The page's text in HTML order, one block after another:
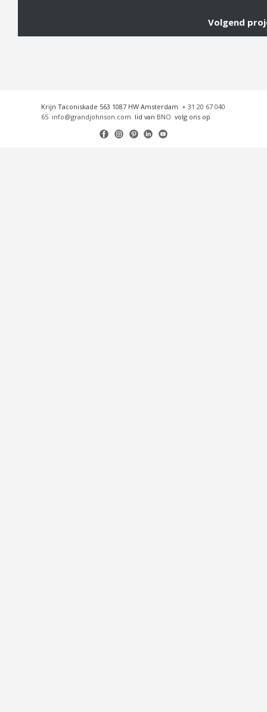
Volgend
Krijn Taconiskade 563 1087 HW Amsterdam + 31 20 67 040
65 info@grandjohnson.com lid van BNO volg ons op